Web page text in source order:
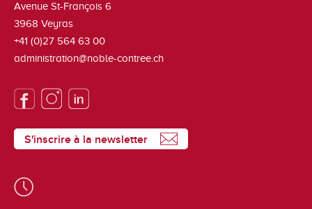
Avenue St-François 6
3968 Veyras
+41 (0)27 564 63 00
administration@noble-contree.ch
S'inscrire à la newsletter